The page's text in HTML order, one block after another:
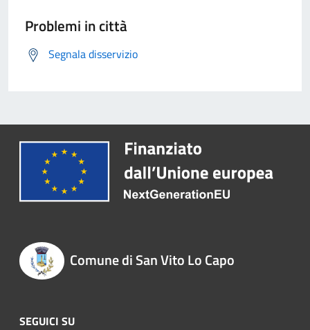
Problemi in città
Segnala disservizio
Comune di San Vito Lo Capo
SEGUICI SU